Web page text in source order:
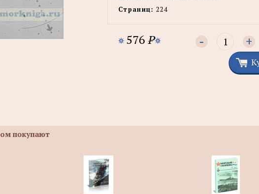
Страниц: 224
576 P - +
покупают